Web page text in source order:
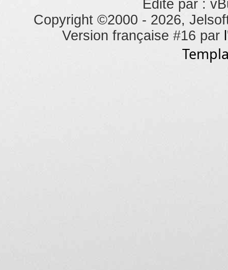
Édité par :
Copyright ©2000 - 2026,
Version française #16 par